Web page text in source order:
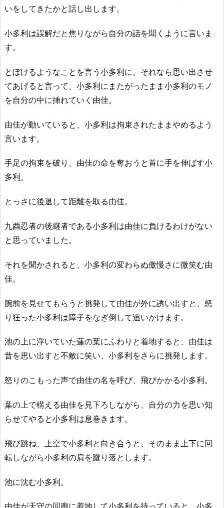
いをしてきたかと話し出します。
小多利は誤解だと焦りながら自分の話を聞くように言いま
す。
とぼけるようなことを言う小多利に、それなら思い出させ
てあげると言って、小多利にまたがったまま小多利のモノ
を自分の中に挿れていく由佳。
由佳が動いていると、小多利は拘束されたままやめるよう
言います。
手足の拘束を破り、由佳の命を奪おうと首に手を伸ばす小
多利。
とっさに後退して距離を取る由佳。
九酉忍者の後継者である小多利は由佳に負けるわけがない
と思っていました。
それを聞かされると、小多利の変わらぬ傲慢さに微笑む由
佳。
腕前を見せてもらうと挑発して由佳が外に誘い出すと、怒
り狂った小多利は障子をなぎ倒して追いかけます。
池の上に浮いていた蓮の葉にふわりと着地すると、由佳は
昔を思い出すと不敵に笑い、小多利をさらに挑発します。
怒りのこもった声で由佳の名を呼び、飛びかかる小多利。
葉の上で構える由佳を見下ろしながら、自分の力を思い知
らせてやると小多利は息巻きます。
飛び跳ね、上空で小多利と向き合うと、そのまま上下に回
転しながら小多利の肩を蹴り落とします。
池に沈む小多利。